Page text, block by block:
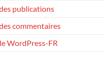
publications
commentaires
WordPress-FR